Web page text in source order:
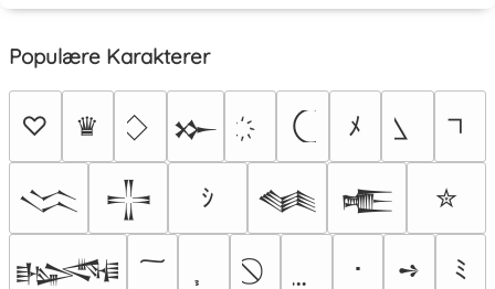
Populære Karakterer
♡ ♛ 𒁍 ﾒ
𒈱 𒋲 ｼ 𒈝 𒍫 ✮
𒈙 ･ ➺ ﾐ